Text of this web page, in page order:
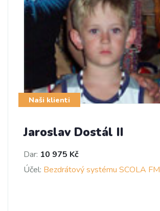
Naši klienti
Jaroslav Dostál II
Dar: 10 975 Kč
Účel: Bezdrátový systému SCOLA FM